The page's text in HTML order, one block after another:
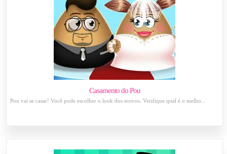
Casamento do Pou
Pou vai se casar! Você pode escolher o look dos noivos. Verifique qual é o melho...